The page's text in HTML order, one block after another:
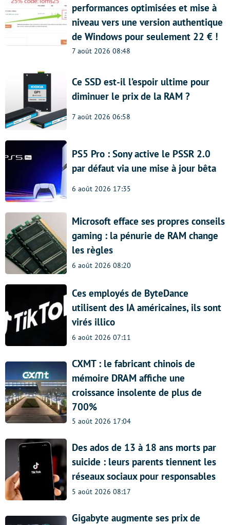
performances optimisées et mise à
niveau vers une version authentique
de Windows pour seulement 22 € !
7 août 2026 08:48
Ce SSD est-il l’espoir ultime pour
diminuer le prix de la RAM ?
7 août 2026 06:58
PS5 Pro : Sony active le PSSR 2.0
par défaut via une mise à jour bêta
6 août 2026 17:35
Microsoft efface ses propres conseils
gaming : la pénurie de RAM change
les règles
6 août 2026 08:20
Ces employés de ByteDance
utilisent des IA américaines, ils sont
virés illico
6 août 2026 07:11
CXMT : le fabricant chinois de
mémoire DRAM affiche une
croissance insolente de plus de
700%
5 août 2026 17:04
Des ados de 13 à 18 ans morts par
suicide : leurs parents tiennent les
réseaux sociaux pour responsables
5 août 2026 08:17
Gigabyte augmente ses prix de